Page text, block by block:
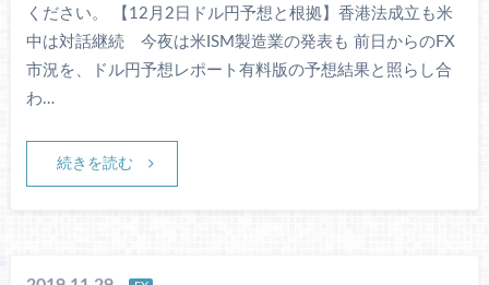
ください。 【12月2日ドル円予想と根拠】香港法成立も米
中は対話継続 今夜は米ISM製造業の発表も 前日からのFX
市況を、ドル円予想レポート有料版の予想結果と照らし合
わ…
続きを読む